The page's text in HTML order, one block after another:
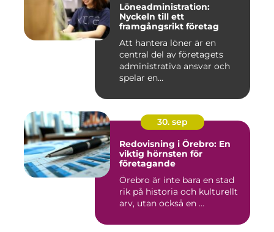
Löneadministration:
Nyckeln till ett
framgångsrikt företag
Att hantera löner är en
central del av företagets
administrativa ansvar och
spelar en...
30. sep
Redovisning i Örebro: En
viktig hörnsten för
företagande
Örebro är inte bara en stad
rik på historia och kulturellt
arv, utan också en ...